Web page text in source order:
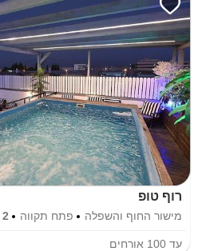
רוף טופ
מישור החוף והשפלה פתח תקווה 2 לופטים
עד 100 אורחים